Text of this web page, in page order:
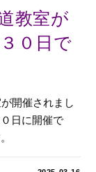
教室が
０日で
開催されまし
日に開催で